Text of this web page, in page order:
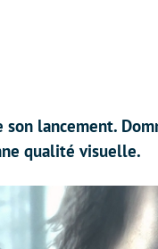
lancement.
qualité visuelle.